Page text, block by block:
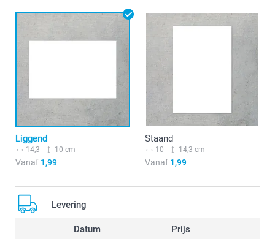
Liggend
14,3 10 cm
Vanaf 1,99
Staand
10 14,3 cm
Vanaf1,99
Levering
Datum Prijs